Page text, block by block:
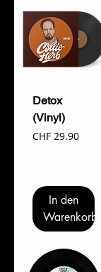
Detox
(Vinyl)
Preis
CHF 29.90
In den
Warenkorb